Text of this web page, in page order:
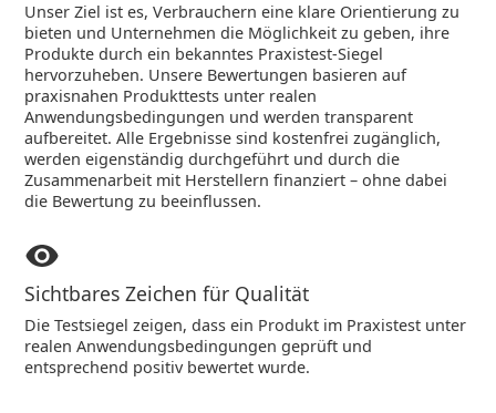
Unser Ziel ist es, Verbrauchern eine klare Orientierung zu
bieten und Unternehmen die Möglichkeit zu geben, ihre
Produkte durch ein bekanntes Praxistest-Siegel
hervorzuheben. Unsere Bewertungen basieren auf
praxisnahen Produkttests unter realen
Anwendungsbedingungen und werden transparent
aufbereitet. Alle Ergebnisse sind kostenfrei zugänglich,
werden eigenständig durchgeführt und durch die
Zusammenarbeit mit Herstellern finanziert – ohne dabei
die Bewertung zu beeinflussen.
Sichtbares Zeichen für Qualität
Die Testsiegel zeigen, dass ein Produkt im Praxistest unter
realen Anwendungsbedingungen geprüft und
entsprechend positiv bewertet wurde.